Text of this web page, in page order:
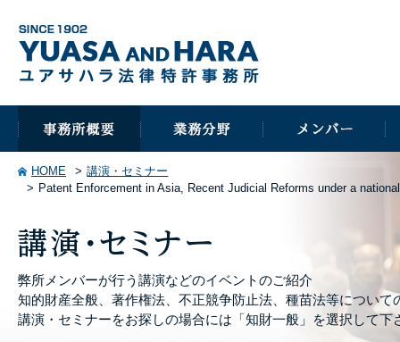
HOME
講演・セミナー
Patent Enforcement in Asia, Recent Judicial Reforms under a
弊所メンバーが行う講演などのイベントのご紹介
知的財産全般、著作権法、不正競争防止法、種苗法等について
講演・セミナーをお探しの場合には「知財一般」を選択して下